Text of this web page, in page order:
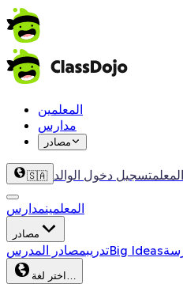
المعلمين
مدارس
مصادر
🇸🇦 تسجيل دخول الوالد
المعلمينمدارس
مصادر
تدريبمصادر المدرس Big Ideas
اختر لغة…